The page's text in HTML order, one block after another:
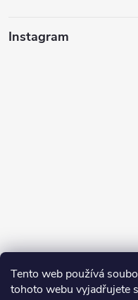
Tento web používá
tohoto webu vyjadřujete
Instagram
Sledovat na